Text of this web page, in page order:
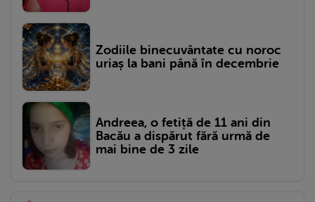
Zodiile binecuvântate cu noroc
uriaș la bani până în decembrie
Andreea, o fetiță de 11 ani din
Bacău a dispărut fără urmă de
mai bine de 3 zile